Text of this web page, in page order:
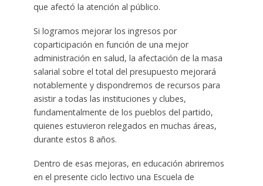
que afectó la atención al público.
Si logramos mejorar los ingresos por
coparticipación en función de una mejor
administración en salud, la afectación de la masa
salarial sobre el total del presupuesto mejorará
notablemente y dispondremos de recursos para
asistir a todas las instituciones y clubes,
fundamentalmente de los pueblos del partido,
quienes estuvieron relegados en muchas áreas,
durante estos 8 años.
Dentro de esas mejoras, en educación abriremos
en el presente ciclo lectivo una Escuela de